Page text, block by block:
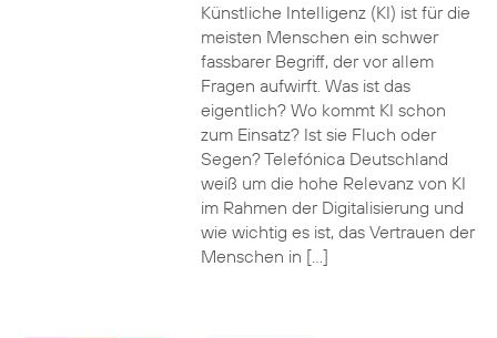
Künstliche Intelligenz (KI) ist für die
meisten Menschen ein schwer
fassbarer Begriff, der vor allem
Fragen aufwirft. Was ist das
eigentlich? Wo kommt KI schon
zum Einsatz? Ist sie Fluch oder
Segen? Telefónica Deutschland
weiß um die hohe Relevanz von KI
im Rahmen der Digitalisierung und
wie wichtig es ist, das Vertrauen der
Menschen in […]